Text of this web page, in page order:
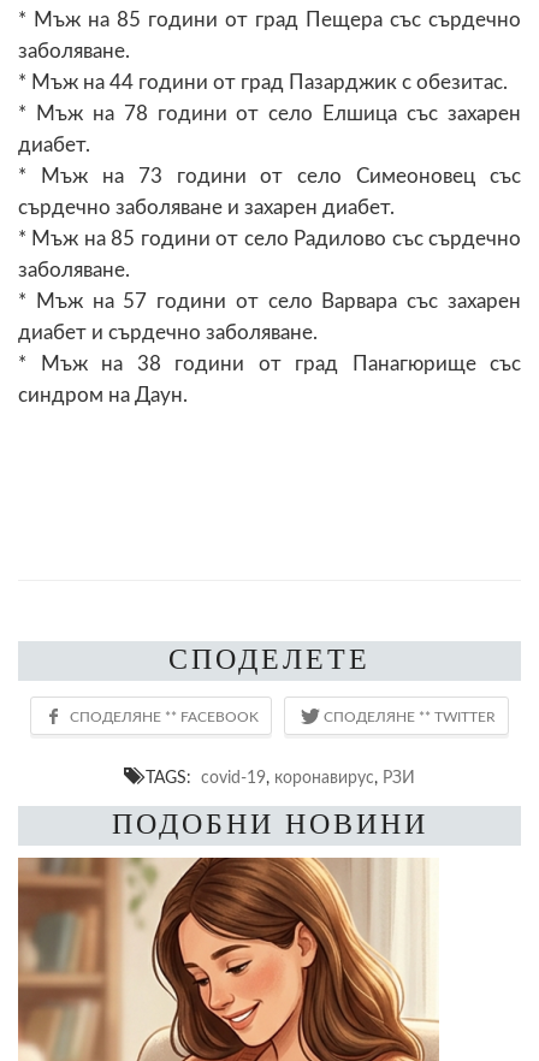
* Мъж на 85 години от град Пещера със сърдечно
заболяване.
* Мъж на 44 години от град Пазарджик с обезитас.
* Мъж на 78 години от село Елшица със захарен
диабет.
* Мъж на 73 години от село Симеоновец със
сърдечно заболяване и захарен диабет.
* Мъж на 85 години от село Радилово със сърдечно
заболяване.
* Мъж на 57 години от село Варвара със захарен
диабет и сърдечно заболяване.
* Мъж на 38 години от град Панагюрище със
синдром на Даун.
СПОДЕЛЕТЕ
TAGS: covid-19, коронавирус, РЗИ
ПОДОБНИ НОВИНИ